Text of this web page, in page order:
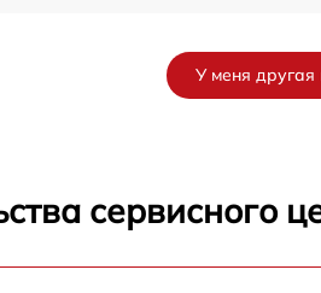
У меня другая
сервисного